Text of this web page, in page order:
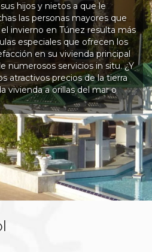
hijos y nietos a que le
las personas mayores que
invierno en Túnez resulta más
especiales que ofrecen los
en su vivienda principal
numerosos servicios in situ. ¿Y
atractivos precios de la tierra
vivienda a orillas del mar o